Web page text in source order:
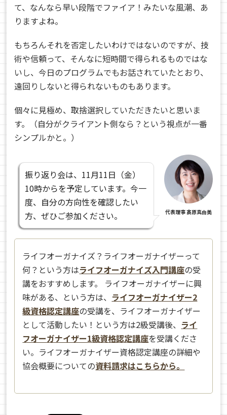
て、なんなら早い段階でファイア！みたいな風潮、あ
りますよね。
もちろんそれを否定したいわけではないのですが、技
術や信頼って、そんなに短時間で得られるものではな
いし、今日のプログラムでもお話されていたとおり、
遠回りしないと得られないものもあります。
個々に見極め、取捨選択していただきたいと思いま
す。（自分がクライアント側なら？という視点が一番
シンプルかと。）
振り返り会は、11月11日（金）
10時からを予定しています。今一
度、自分の方向性を確認したい
方、ぜひご参加ください。
代表理事 髙原真由美
ライフオーガナイズ？ライフオーガナイザーって
何？という方はライフオーガナイズ入門講座の受
講をおすすめします。 ライフオーガナイザーに興
味がある、という方は、 ライフオーガナイザー2
級資格認定講座の受講を、ライフオーガナイザー
として活動したい！という方は2級受講後、 ライ
フオーガナイザー1級資格認定講座を受講くださ
い。ライフオーガナイザー資格認定講座の詳細や
協会概要についての資料請求はこちらから。